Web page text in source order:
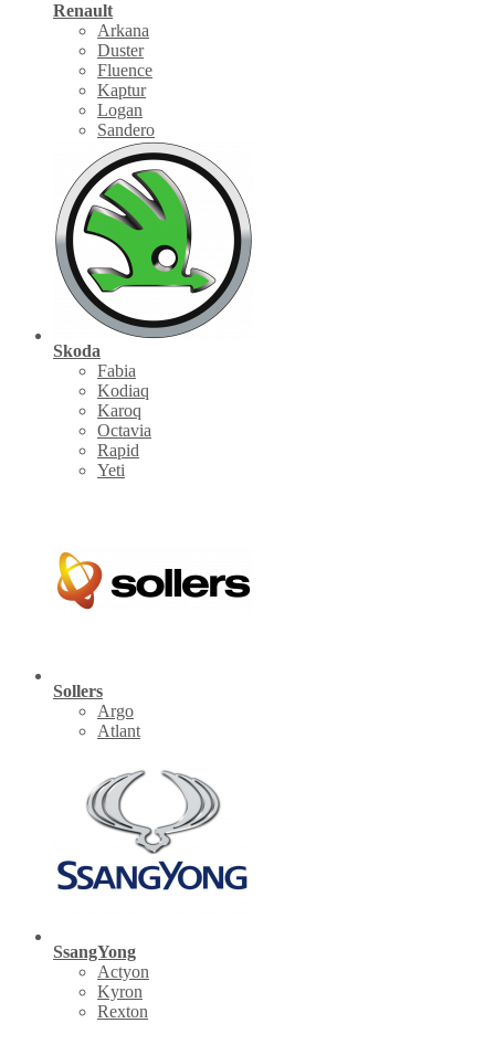
Renault
Arkana
Duster
Fluence
Kaptur
Logan
Sandero
Skoda
Fabia
Kodiaq
Karoq
Octavia
Rapid
Yeti
Sollers
Argo
Atlant
SsangYong
Actyon
Kyron
Rexton